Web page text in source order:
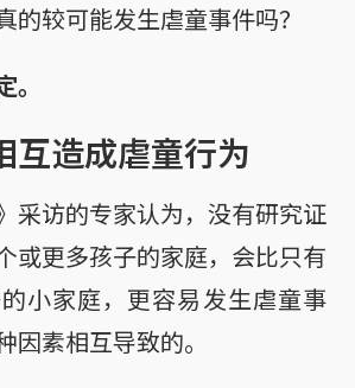
的较可能发生虐童事件吗？
。
互造成虐童行为
采访的专家认为，没有研究证
或更多孩子的家庭，会比只有
小家庭，更容易发生虐童事
因素相互导致的。